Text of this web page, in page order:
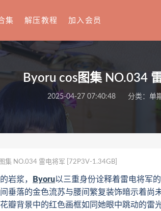
集 解压教程 加入会员
Byoru cos图集 NO.034
2025-04-27 07:40:48 分类： 单
集 NO.034 雷电将军 [72P3V-1.34GB]
岩浆， Byoru以三重身份诠释着雷电将军
垂落的金色流苏与腰间繁复装饰暗示着尚
瓣背景中的红色画框如同她眼中跳动的雷